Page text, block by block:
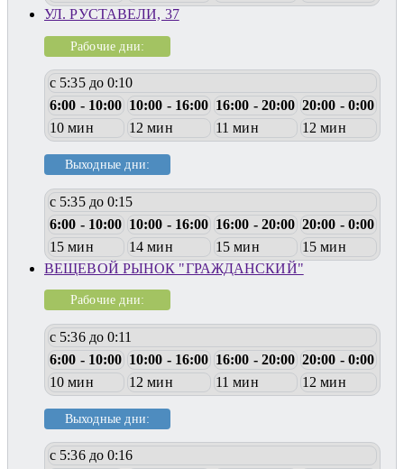
УЛ. РУСТАВЕЛИ, 37
Рабочие дни:
с 5:35 до 0:10
6:00 - 10:00 10:00 - 16:00 16:00 - 20:00 20:00 - 0:00
10 мин
12 мин 11 мин 12 мин
Выходные дни:
с 5:35 до 0:15
6:00 - 10:00 10:00 - 16:00 16:00 - 20:00 20:00 - 0:00
15 мин
14 мин 15 мин
15 мин
ВЕЩЕВОЙ РЫНОК "ГРАЖДАНСКИЙ"
Рабочие дни:
с 5:36 до 0:11
6:00 - 10:00 10:00 - 16:00 16:00 - 20:00 20:00 - 0:00
10 мин
12 мин 11 мин 12 мин
Выходные дни:
с 5:36 до 0:16